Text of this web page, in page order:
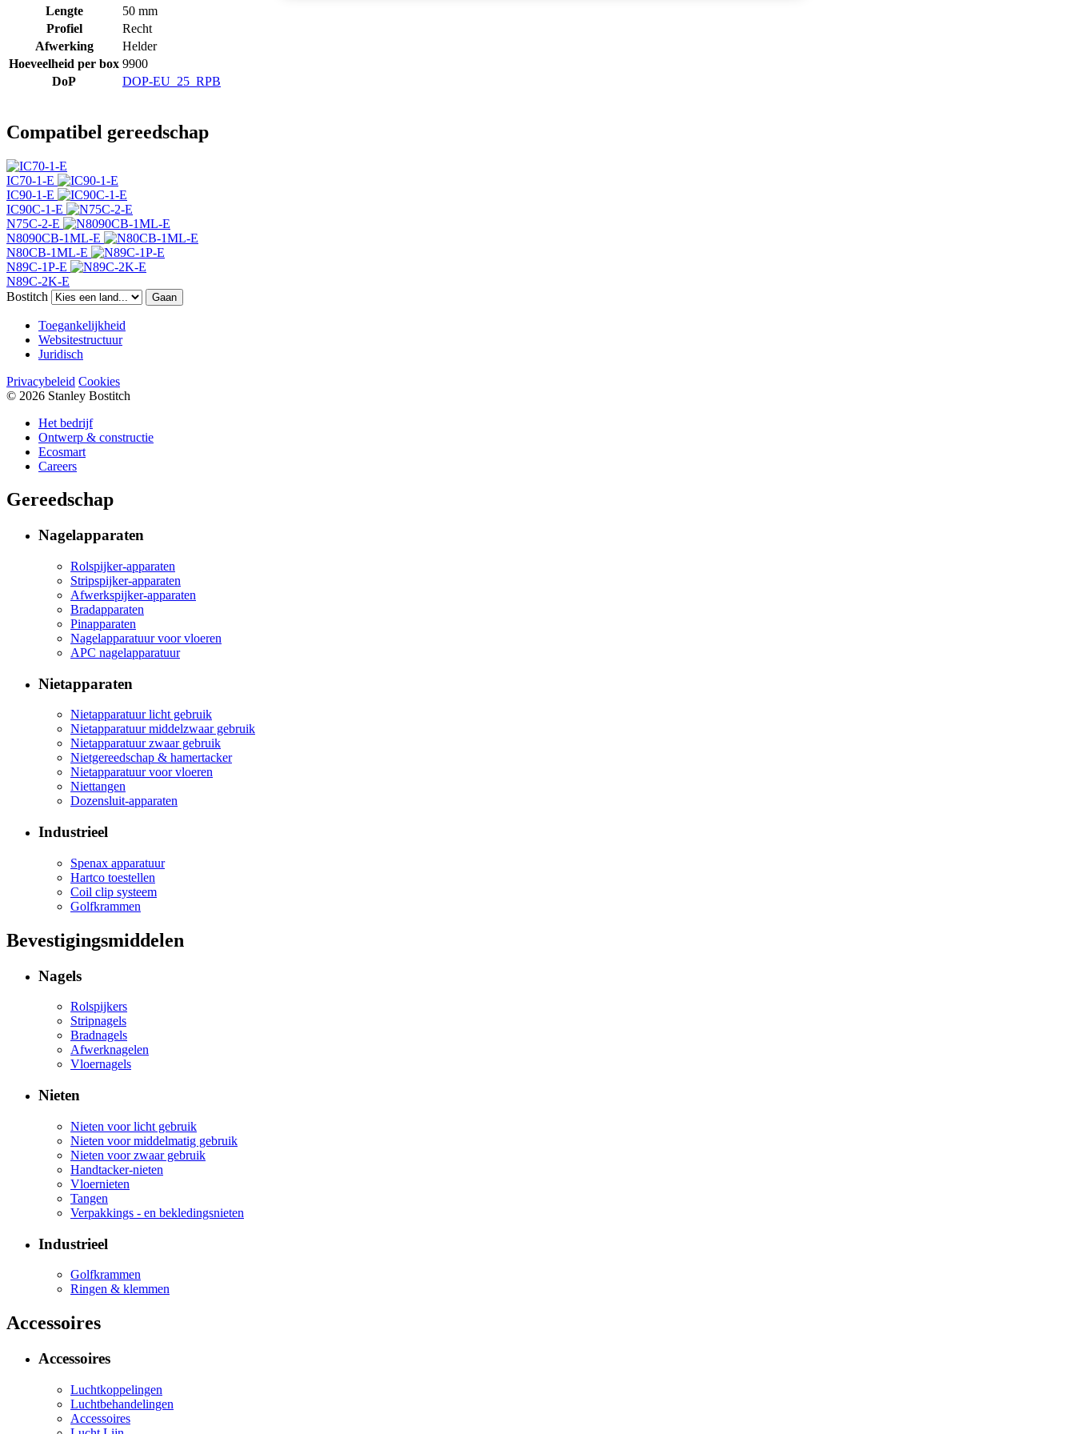
Lengte
50 mm
Profiel
Recht
Afwerking
Helder
Hoeveelheid per box 9900
DoP
DOP-EU_25_RPB
Compatibel gereedschap
IC70-1-E
IC90-1-E
IC90C-1-E
N75C-2-E
N8090CB-1ML-E
N80CB-1ML-E
N89C-1P-E
N89C-2K-E
Bostitch
Gaan
Toegankelijkheid
Websitestructuur
Juridisch
Privacybeleid Cookies
© 2026 Stanley Bostitch
Het bedrijf
Ontwerp & constructie
Ecosmart
Careers
Gereedschap
Nagelapparaten
Rolspijker-apparaten
Stripspijker-apparaten
Afwerkspijker-apparaten
Bradapparaten
Pinapparaten
Nagelapparatuur voor vloeren
APC nagelapparatuur
Nietapparaten
Nietapparatuur licht gebruik
Nietapparatuur middelzwaar gebruik
Nietapparatuur zwaar gebruik
Nietgereedschap & hamertacker
Nietapparatuur voor vloeren
Niettangen
Dozensluit-apparaten
Industrieel
Spenax apparatuur
Hartco toestellen
Coil clip systeem
Golfkrammen
Bevestigingsmiddelen
Nagels
Rolspijkers
Stripnagels
Bradnagels
Afwerknagelen
Vloernagels
Nieten
Nieten voor licht gebruik
Nieten voor middelmatig gebruik
Nieten voor zwaar gebruik
Handtacker-nieten
Vloernieten
Tangen
Verpakkings - en bekledingsnieten
Industrieel
Golfkrammen
Ringen & klemmen
Accessoires
Accessoires
Luchtkoppelingen
Luchtbehandelingen
Accessoires